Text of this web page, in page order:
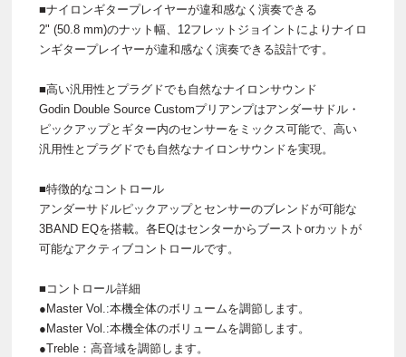
■ナイロンギタープレイヤーが違和感なく演奏できる
2" (50.8 mm)のナット幅、12フレットジョイントによりナイロ
ンギタープレイヤーが違和感なく演奏できる設計です。
■高い汎用性とプラグドでも自然なナイロンサウンド
Godin Double Source Customプリアンプはアンダーサドル・
ピックアップとギター内のセンサーをミックス可能で、高い
汎用性とプラグドでも自然なナイロンサウンドを実現。
■特徴的なコントロール
アンダーサドルピックアップとセンサーのブレンドが可能な
3BAND EQを搭載。各EQはセンターからブーストorカットが
可能なアクティブコントロールです。
■コントロール詳細
●Master Vol.:本機全体のボリュームを調節します。
●Master Vol.:本機全体のボリュームを調節します。
●Treble：高音域を調節します。